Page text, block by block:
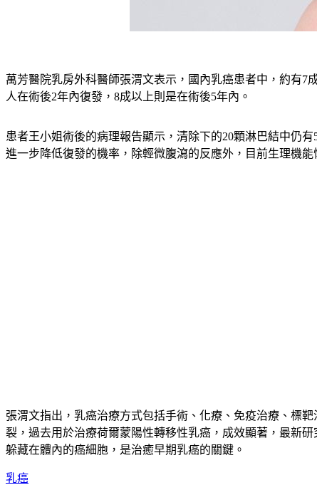
萬芳醫院乳房外科醫師張渭文表示，國內乳癌患者中，約有7
人在術後2年內復發，8成以上則是在術後5年內。
患者王小姐術後的病理報告顯示，清除下的20顆淋巴結中仍
進一步降低復發的機率，除輕微腹瀉的反應外，目前生理機能
張渭文指出，乳癌治療方式包括手術、化療、免疫治療、標
裂，過去用於治療荷爾蒙陽性轉移性乳癌，成效顯著，最新
躲藏在體內的癌細胞，是治癒早期乳癌的關鍵。
乳癌